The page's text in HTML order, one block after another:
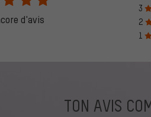
d'avis
3
2
1
TON AVIS